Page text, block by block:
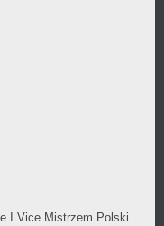
I Vice Mistrzem Polski